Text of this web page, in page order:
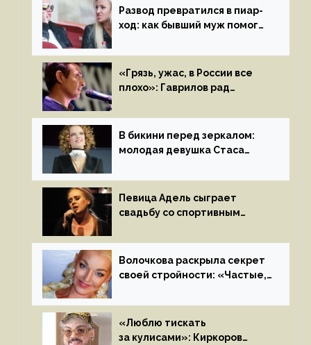
Развод превратился в пиар-
ход: как бывший муж помог
«Грязь, ужас, в России все
плохо»: Гаврилов рад
иноагентов
В бикини перед зеркалом:
молодая девушка Стаса
на камеру
Певица Адель сыграет
свадьбу со спортивным
летом
Волочкова раскрыла секрет
своей стройности: «Частые,
«Люблю тискать
за кулисами»: Киркоров